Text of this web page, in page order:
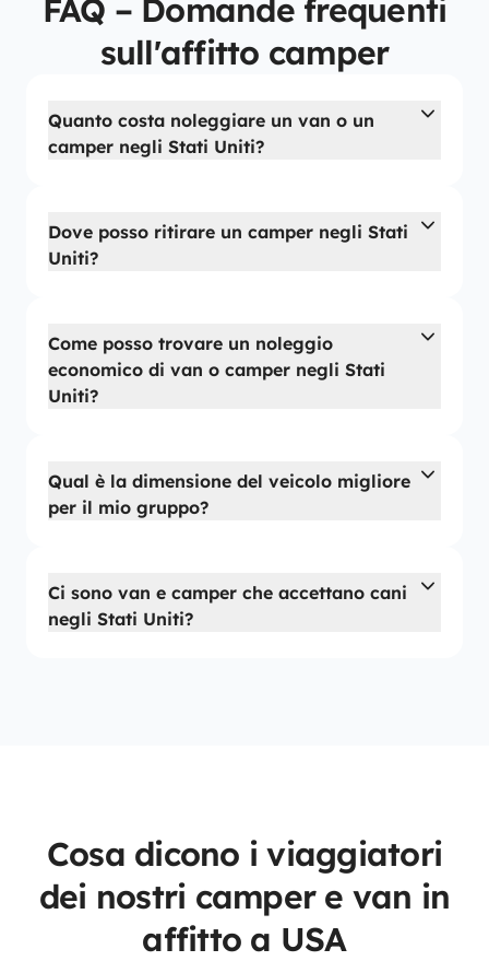
FAQ – Domande frequenti
sull'affitto camper
Quanto costa noleggiare un van o un
camper negli Stati Uniti?
Dove posso ritirare un camper negli Stati
Uniti?
Come posso trovare un noleggio
economico di van o camper negli Stati
Uniti?
Qual è la dimensione del veicolo migliore
per il mio gruppo?
Ci sono van e camper che accettano cani
negli Stati Uniti?
Cosa dicono i viaggiatori
dei nostri camper e van in
affitto a USA